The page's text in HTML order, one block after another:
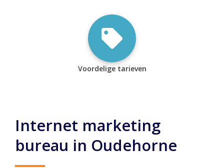
Voordelige tarieven
Internet marketing
bureau in Oudehorne